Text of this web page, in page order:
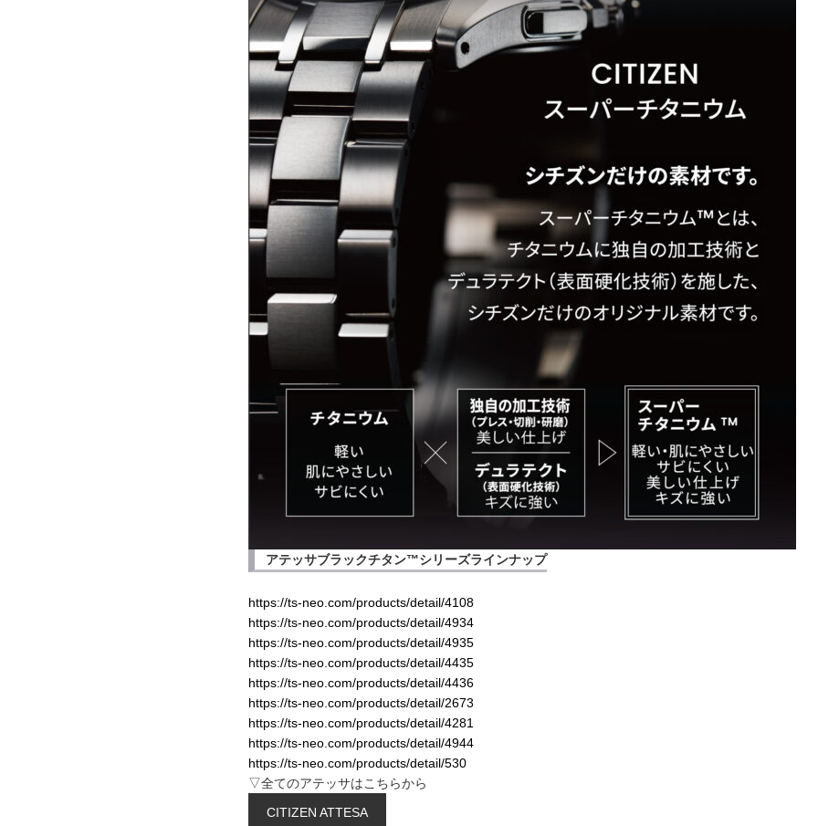
アテッサブラックチタン™シリーズラインナップ
https://ts-neo.com/products/detail/4108
https://ts-neo.com/products/detail/4934
https://ts-neo.com/products/detail/4935
https://ts-neo.com/products/detail/4435
https://ts-neo.com/products/detail/4436
https://ts-neo.com/products/detail/2673
https://ts-neo.com/products/detail/4281
https://ts-neo.com/products/detail/4944
https://ts-neo.com/products/detail/530
▽全てのアテッサはこちらから
CITIZEN ATTESA